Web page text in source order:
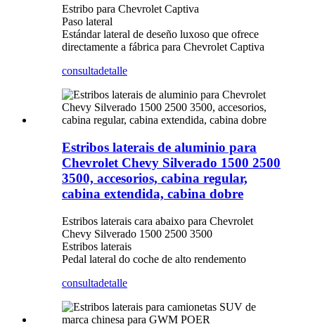
Estribo para Chevrolet Captiva
Paso lateral
Estándar lateral de deseño luxoso que ofrece
directamente a fábrica para Chevrolet Captiva
consultadetalle
Estribos laterais de aluminio para
Chevrolet Chevy Silverado 1500 2500
3500, accesorios, cabina regular,
cabina extendida, cabina dobre
Estribos laterais cara abaixo para Chevrolet
Chevy Silverado 1500 2500 3500
Estribos laterais
Pedal lateral do coche de alto rendemento
consultadetalle